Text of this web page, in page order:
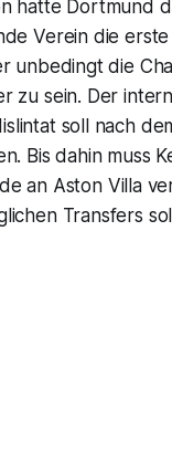
hatte Dortmund
Verein die
unbedingt die
zu sein. Der
soll nach
Bis dahin muss
an Aston Villa
Transfers